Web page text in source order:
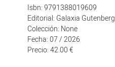
Isbn: 9791388019609
Editorial: Galaxia Gutenberg
Colección: None
Fecha: 07 / 2026
Precio: 42.00 €